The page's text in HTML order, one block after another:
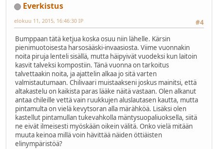
Everkistus
#4
elokuu 11, 2015, 16:46:30 IP
Bumppaan tätä ketjua koska osuu niin lähelle. Kärsin
pienimuotoisesta harsosääski-invaasiosta. Viime vuonnakin
noita piruja lenteli sisällä, mutta häipyivät vuodeksi kun laitoin
kasvit talveksi kompostiin. Tänä vuonna on tarkoitus
talvettaakin noita, ja ajattelin alkaa jo sitä varten
valmistautumaan. Chilivaari muistaakseni joskus mainitsi, että
altakastelu on kaikista paras lääke näitä vastaan. Olen alkanut
antaa chileille vettä vain ruukkujen aluslautasen kautta, mutta
pintamulta on vielä kevytsoran alla märähköä. Lisäksi olen
kastellut pintamullan tukevahkolla mäntysuopaliuoksella, siitä
ne eivät ilmeisesti myöskään oikein välitä. Onko vielä mitään
muuta keinoa millä voin hävittää näiden öttiäisten
elinympäristöä?